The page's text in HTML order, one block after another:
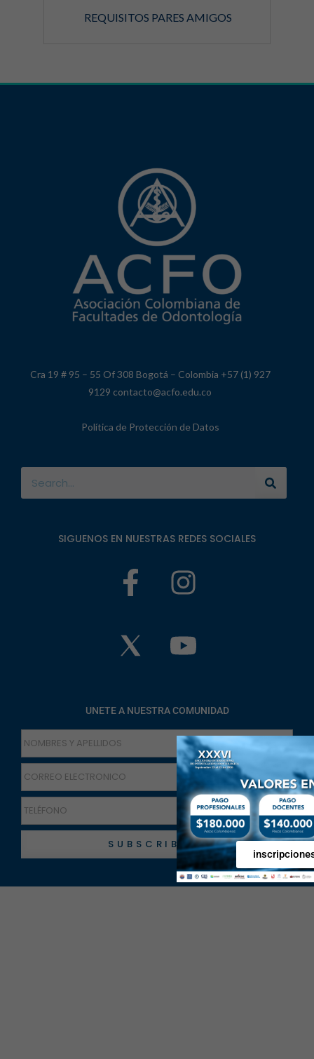
REQUISITOS PARES AMIGOS
Cra 19 # 95 – 55 Of 308 Bogotá – Colombia +57 (1) 927
9129 contacto@acfo.edu.co
Política de Protección de Datos
SIGUENOS EN NUESTRAS REDES SOCIALES
UNETE A NUESTRA COMUNIDAD
SUBSCRIBETE